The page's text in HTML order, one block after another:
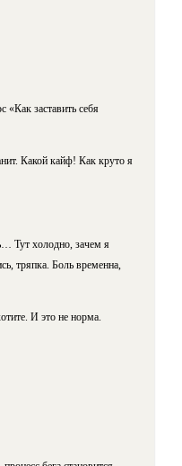
«Как заставить себя
Какой кайф! Как круто я
Тут холодно, зачем я
тряпка. Боль временна,
И это не норма.